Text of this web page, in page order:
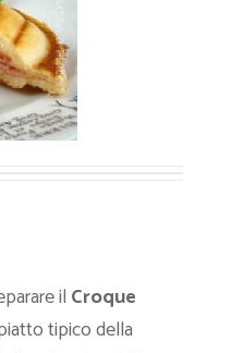
ilCroque
tipico della